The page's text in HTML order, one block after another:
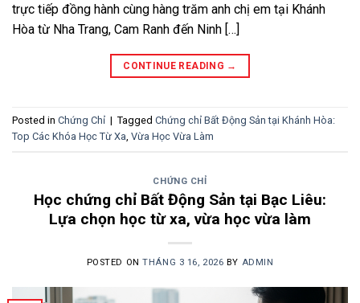
trực tiếp đồng hành cùng hàng trăm anh chị em tại Khánh
Hòa từ Nha Trang, Cam Ranh đến Ninh […]
CONTINUE READING →
Posted in Chứng Chỉ | Tagged Chứng chỉ Bất Động Sản tại Khánh Hòa:
Top Các Khóa Học Từ Xa, Vừa Học Vừa Làm
CHỨNG CHỈ
Học chứng chỉ Bất Động Sản tại Bạc Liêu:
Lựa chọn học từ xa, vừa học vừa làm
POSTED ONTHÁNG 3 16, 2026 BY ADMIN